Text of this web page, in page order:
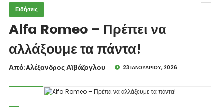
Ειδήσεις
Alfa Romeo – Πρέπει να
αλλάξουμε τα πάντα!
Από:Aλέξανδρος Αϊβάζογλου 23 ΙΑΝΟΥΑΡΊΟΥ, 2026